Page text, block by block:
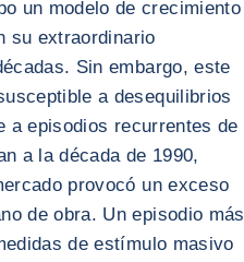
un modelo de crecimiento
su extraordinario
Sin embargo, este
a desequilibrios
a episodios recurrentes de
a la década de 1990,
provocó un exceso
de obra. Un episodio más
de estímulo masivo